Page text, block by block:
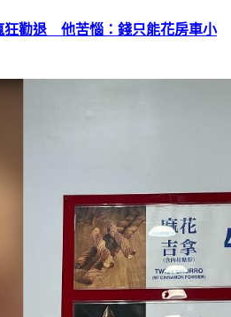
狂勸退 他苦惱：錢只能花房車小